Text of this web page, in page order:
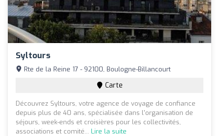
Syltours
Rte de la Reine 17 - 92100, Boulogne-Billancourt
Carte
Découvrez Syltours, votre agence de voyage de confiance
depuis plus de 40 ans, spécialisée dans l'organisation de
séjours, week-ends et croisières pour les collectivités,
associations et comité... Lire la suite